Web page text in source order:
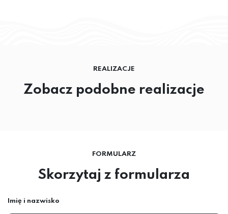
REALIZACJE
Zobacz podobne realizacje
FORMULARZ
Skorzytaj z formularza
Imię i nazwisko